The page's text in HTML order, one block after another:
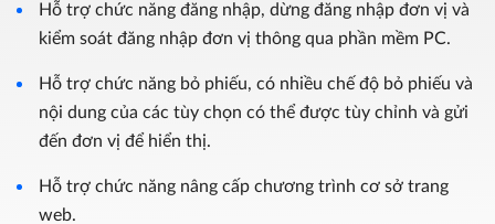
Hỗ trợ chức năng đăng nhập, dừng đăng nhập đơn vị và
kiểm soát đăng nhập đơn vị thông qua phần mềm PC.
Hỗ trợ chức năng bỏ phiếu, có nhiều chế độ bỏ phiếu và
nội dung của các tùy chọn có thể được tùy chỉnh và gửi
đến đơn vị để hiển thị.
Hỗ trợ chức năng nâng cấp chương trình cơ sở trang
web.